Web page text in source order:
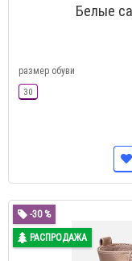
Белые
размер обуви
30
-30 %
РАСПРОДАЖА